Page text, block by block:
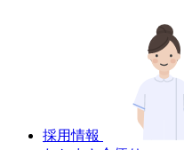
採用情報